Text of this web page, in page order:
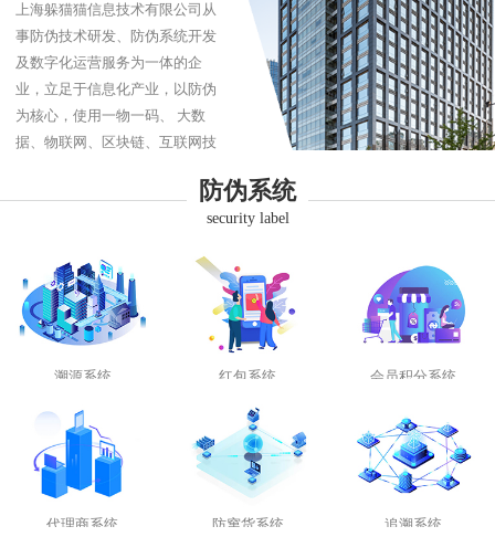
上海躲猫猫信息技术有限公司从
事防伪技术研发、防伪系统开发
及数字化运营服务为一体的企
业，立足于信息化产业，以防伪
为核心，使用一物一码、 大数
据、物联网、区块链、互联网技
防窜货、追溯系统、商品溯源、防伪系统
security label
溯源系统 红包系统 会员积分系统
代理商系统 防窜货系统 追溯系统